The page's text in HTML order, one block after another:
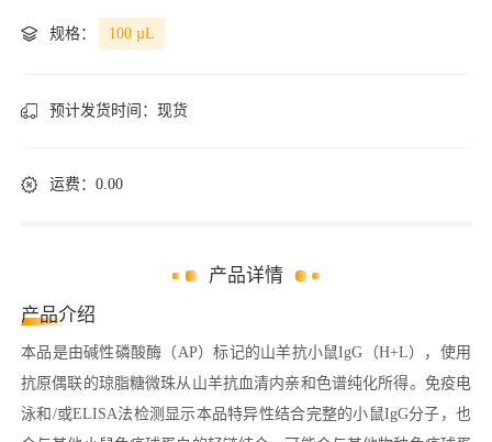
规格： 100 µL
预计发货时间： 现货
运费：0.00
产品详情
产品介绍
本品是由碱性磷酸酶（AP）标记的山羊抗小鼠IgG（H+L），使用
抗原偶联的琼脂糖微珠从山羊抗血清内亲和色谱纯化所得。免疫电
泳和/或ELISA法检测显示本品特异性结合完整的小鼠IgG分子，也